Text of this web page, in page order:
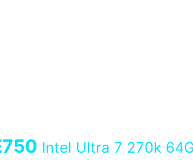
Intel Ultra 7 270k